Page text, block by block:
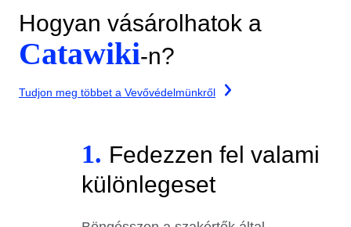
Hogyan vásárolhatok a
Catawiki-n?
Tudjon meg többet a Vevővédelmünkről
1. Fedezzen fel valami
különlegeset